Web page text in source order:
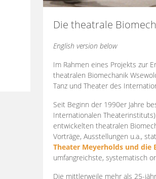
Die theatrale
English version below
Im Rahmen eines Projekts zur
theatralen Biomechanik
Tanz und Theater des
Seit Beginn der 1990er Jahre
Internationalen
entwickelten theatralen
Vorträge, Ausstellungen u.a.,
Theater Meyerholds und die
umfangreichste, systematisch
Die mittlerweile mehr als 25-